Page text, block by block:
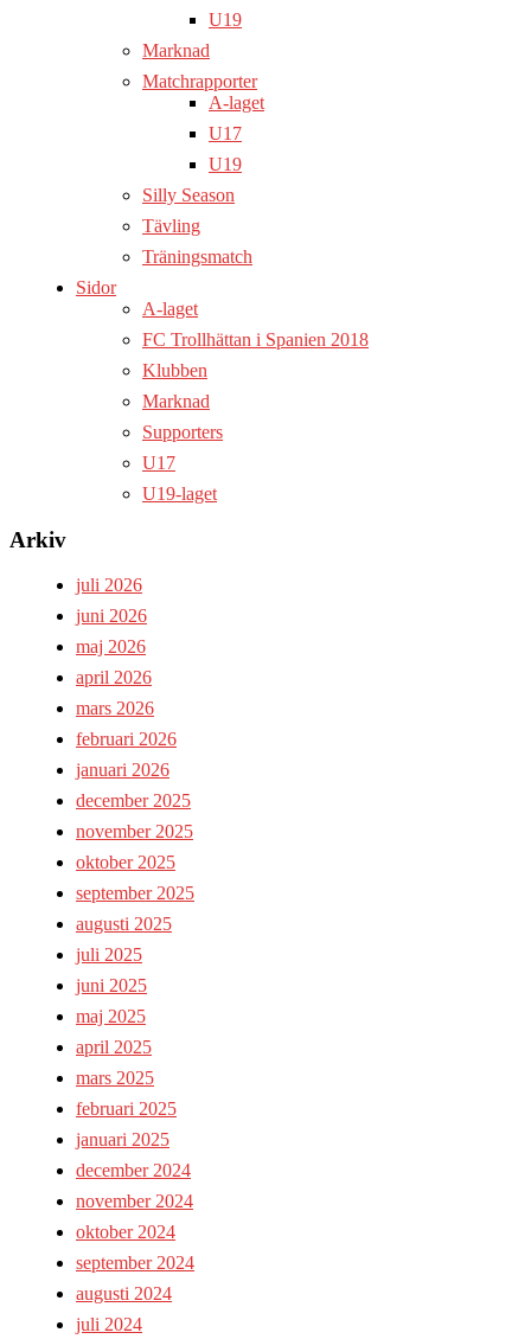
U19
Marknad
Matchrapporter
A-laget
U17
U19
Silly Season
Tävling
Träningsmatch
Sidor
A-laget
FC Trollhättan i Spanien 2018
Klubben
Marknad
Supporters
U17
U19-laget
Arkiv
juli 2026
juni 2026
maj 2026
april 2026
mars 2026
februari 2026
januari 2026
december 2025
november 2025
oktober 2025
september 2025
augusti 2025
juli 2025
juni 2025
maj 2025
april 2025
mars 2025
februari 2025
januari 2025
december 2024
november 2024
oktober 2024
september 2024
augusti 2024
juli 2024